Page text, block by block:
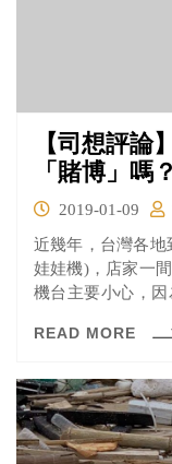
【司想評論
「賭博」嗎？
2019-01-09
近幾年，台灣各
娃娃機)，店家一
機台主要小心，因
元的藍芽喇叭，但
機會夾到，具有
例將陳男起訴。
READ MORE